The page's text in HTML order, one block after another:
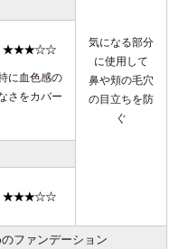
気になる部分
に使用して
鼻や頬の毛穴
の目立ちを防
ぐ
に血色感の
さをカバー
ファンデーション